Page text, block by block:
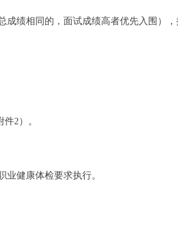
成绩相同的，面试成绩高者优先入围），
2）。
健康体检要求执行。